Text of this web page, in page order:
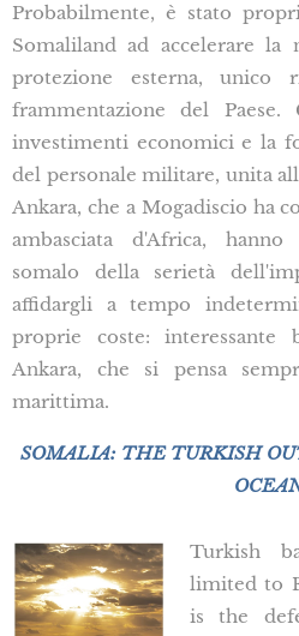
Probabilmente, è stato
Somaliland ad accelerare la
protezione esterna, unico
frammentazione del
investimenti economici e la
del personale militare, unita
Ankara, che a Mogadiscio ha
ambasciata d'Africa,
somalo della serietà
affidargli a tempo
proprie coste: interessante
Ankara, che si pensa
marittima.
SOMALIA: THE TURKISH
Turkish
limited to
is the